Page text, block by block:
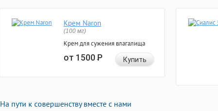
Крем Naron
(100 мг)
Крем для сужения влагалища
от 1500Р Купить
На пути к совершенству вместе с нами